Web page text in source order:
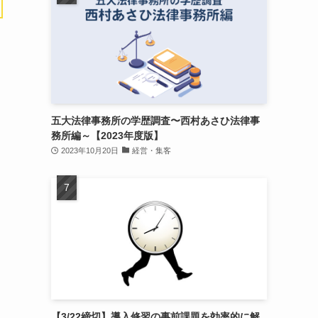
五大法律事務所の学歴調査〜西村あさひ法律事
務所編～【2023年度版】
2023年10月20日 経営・集客